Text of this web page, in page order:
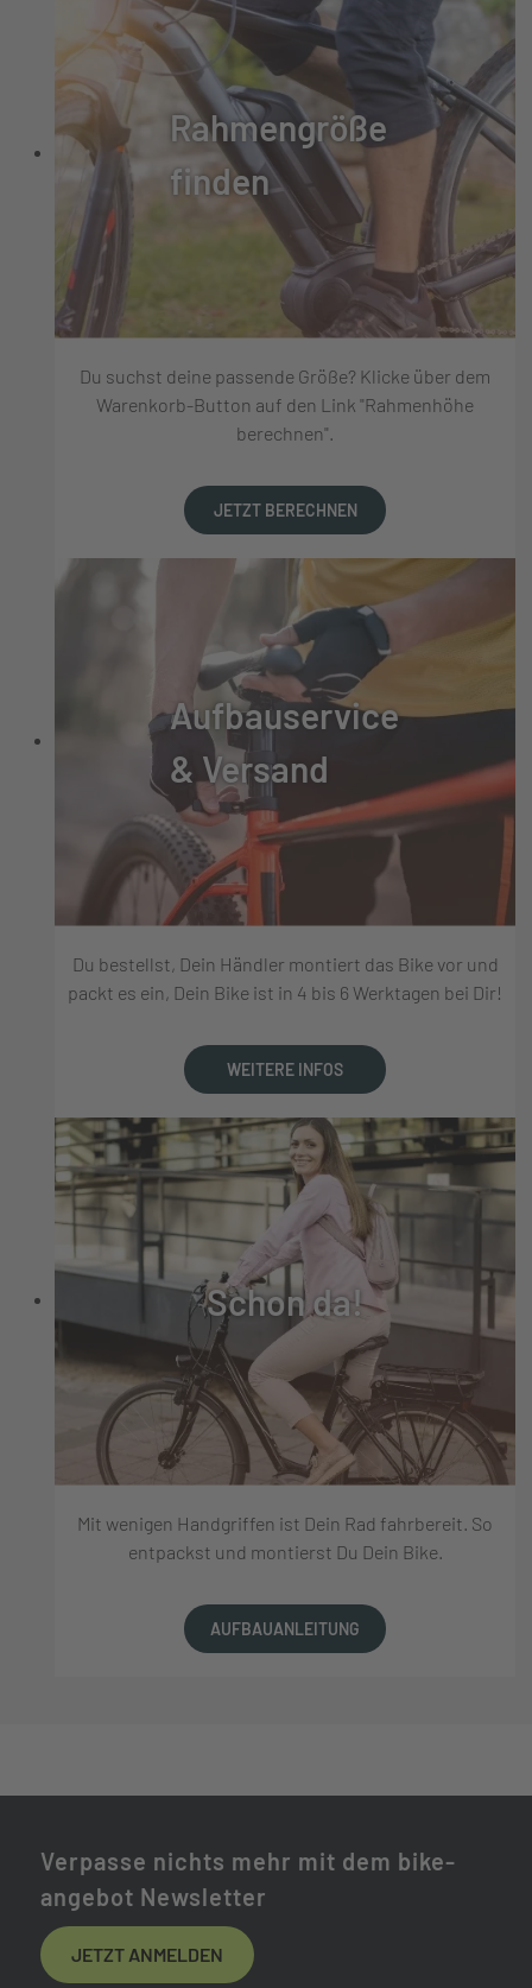
Rahmengröße
finden
Du suchst deine passende Größe? Klicke über dem
Warenkorb-Button auf den Link "Rahmenhöhe
berechnen".
JETZT BERECHNEN
Aufbauservice
& Versand
Du bestellst, Dein Händler montiert das Bike vor und
packt es ein, Dein Bike ist in 4 bis 6 Werktagen bei Dir!
WEITERE INFOS
Schon da!
Mit wenigen Handgriffen ist Dein Rad fahrbereit. So
entpackst und montierst Du Dein Bike.
AUFBAUANLEITUNG
Verpasse nichts mehr mit dem bike-
angebot Newsletter
JETZT ANMELDEN